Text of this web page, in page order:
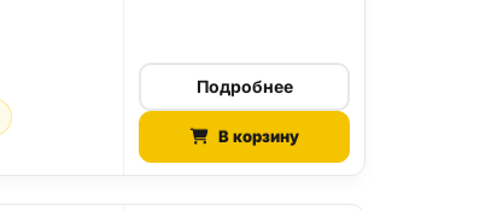
Подробнее
В корзину